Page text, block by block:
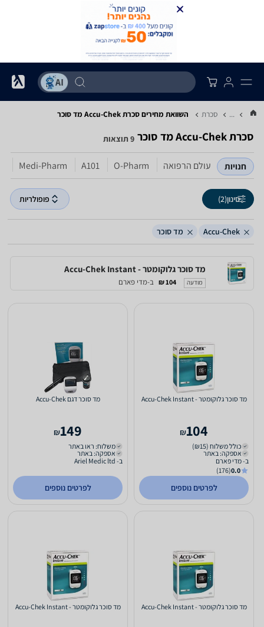
... סכרת השוואת מחירים סכרת ‏Accu-Chek ‏מד סוכר
סכרת ‏Accu-Chek ‏מד סוכר 9 תוצאות
חנויות עולם הרפואה O-Pharm
A101
Medi-Pharm
סינון(2) פופולריות
Accu-Chek מד סוכר
מד סוכר גלוקומטר - Accu-Chek Instant
מודעה 104 ₪ ב-מדי פארם
מד סוכר גלוקומטר - Accu-Chek Instant
104
₪
כולל משלוח (₪15)
אספקה: באתר
ב- מדי פארם
0.0
(176)
לפרטים נוספים
מד סוכר דגם Accu-Chek
149
₪
משלוח: ראו באתר
אספקה: באתר
ב- Ariel Medic ltd
לפרטים נוספים
מד סוכר גלוקומטר - Accu-Chek Instant מד סוכר גלוקומטר - Accu-Chek Instant